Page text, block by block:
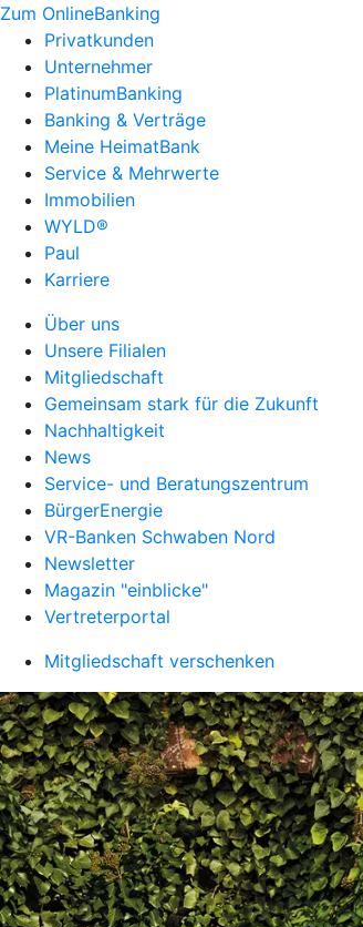
Zum OnlineBanking
Privatkunden
Unternehmer
PlatinumBanking
Banking & Verträge
Meine HeimatBank
Service & Mehrwerte
Immobilien
WYLD®
Paul
Karriere
Über uns
Unsere Filialen
Mitgliedschaft
Gemeinsam stark für die Zukunft
Nachhaltigkeit
News
Service- und Beratungszentrum
BürgerEnergie
VR-Banken Schwaben Nord
Newsletter
Magazin "einblicke"
Vertreterportal
Mitgliedschaft verschenken